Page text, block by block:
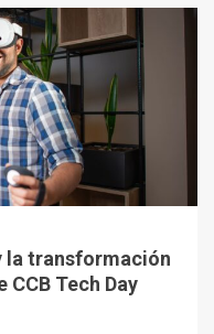
la transformación
Tech Day